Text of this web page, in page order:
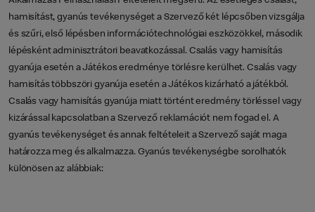
hamisítást, gyanús tevékenységet a Szervező két lépcsőben vizsgálja
és szűri, első lépésben információtechnológiai eszközökkel, második
lépésként adminisztrátori beavatkozással. Csalás vagy hamisítás
gyanúja esetén a Játékos eredménye törlésre kerülhet. Csalás vagy
hamisítás többszöri gyanúja esetén a Játékos kizárható a játékból.
Csalás vagy hamisítás gyanúja miatt történt eredmény törléssel vagy
kizárással kapcsolatban a Szervező reklamációt nem fogad el. A
gyanús tevékenységet és annak feltételeit a Szervező saját maga
határozza meg és alkalmazza. Gyanús tevékenységbe sorolhatók
különösen az alábbiak: